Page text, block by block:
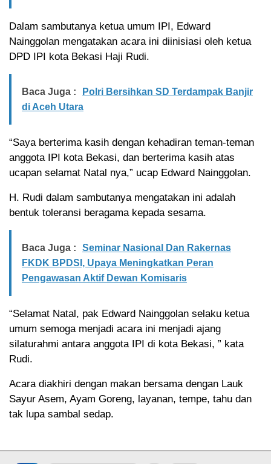
Dalam sambutanya ketua umum IPI, Edward
Nainggolan mengatakan acara ini diinisiasi oleh ketua
DPD IPI kota Bekasi Haji Rudi.
Baca Juga :
Polri Bersihkan SD Terdampak Banjir
di Aceh Utara
“Saya berterima kasih dengan kehadiran teman-teman
anggota IPI kota Bekasi, dan berterima kasih atas
ucapan selamat Natal nya,” ucap Edward Nainggolan.
H. Rudi dalam sambutanya mengatakan ini adalah
bentuk toleransi beragama kepada sesama.
Baca Juga :
Seminar Nasional Dan Rakernas
FKDK BPDSI, Upaya Meningkatkan Peran
Pengawasan Aktif Dewan Komisaris
“Selamat Natal, pak Edward Nainggolan selaku ketua
umum semoga menjadi acara ini menjadi ajang
silaturahmi antara anggota IPI di kota Bekasi, ” kata
Rudi.
Acara diakhiri dengan makan bersama dengan Lauk
Sayur Asem, Ayam Goreng, layanan, tempe, tahu dan
tak lupa sambal sedap.